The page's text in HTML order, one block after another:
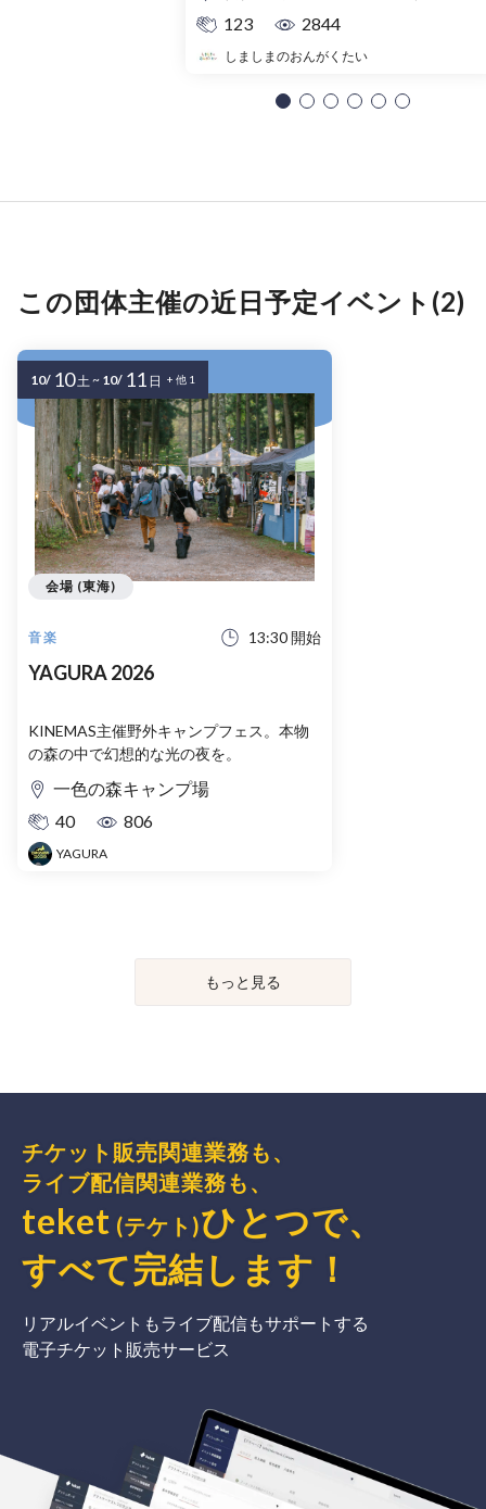
123
2844
しましまのおんがくたい
この団体主催の近日予定イベント(2)
音楽 13:30 開始
YAGURA 2026
KINEMAS主催野外キャンプフェス。本物
の森の中で幻想的な光の夜を。
一色の森キャンプ場
40
806
YAGURA
会場 (東海)
10/ 10土~ 10/ 11 日 + 他 1
もっと見る
チケット販売関連業務も、
ライブ配信関連業務も、
teket (テケト)ひとつで、
すべて完結 します ！
リアルイベントもライブ配信もサポートする
電子チケット販売サービス